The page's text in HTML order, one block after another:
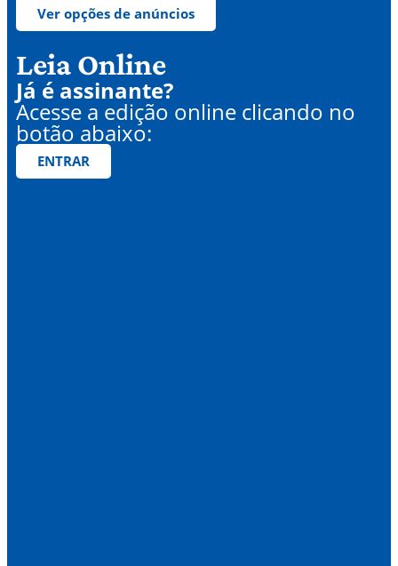
Ver opções de anúncios
Leia Online
Já é assinante?
Acesse a edição online clicando no
botão abaixo:
ENTRAR